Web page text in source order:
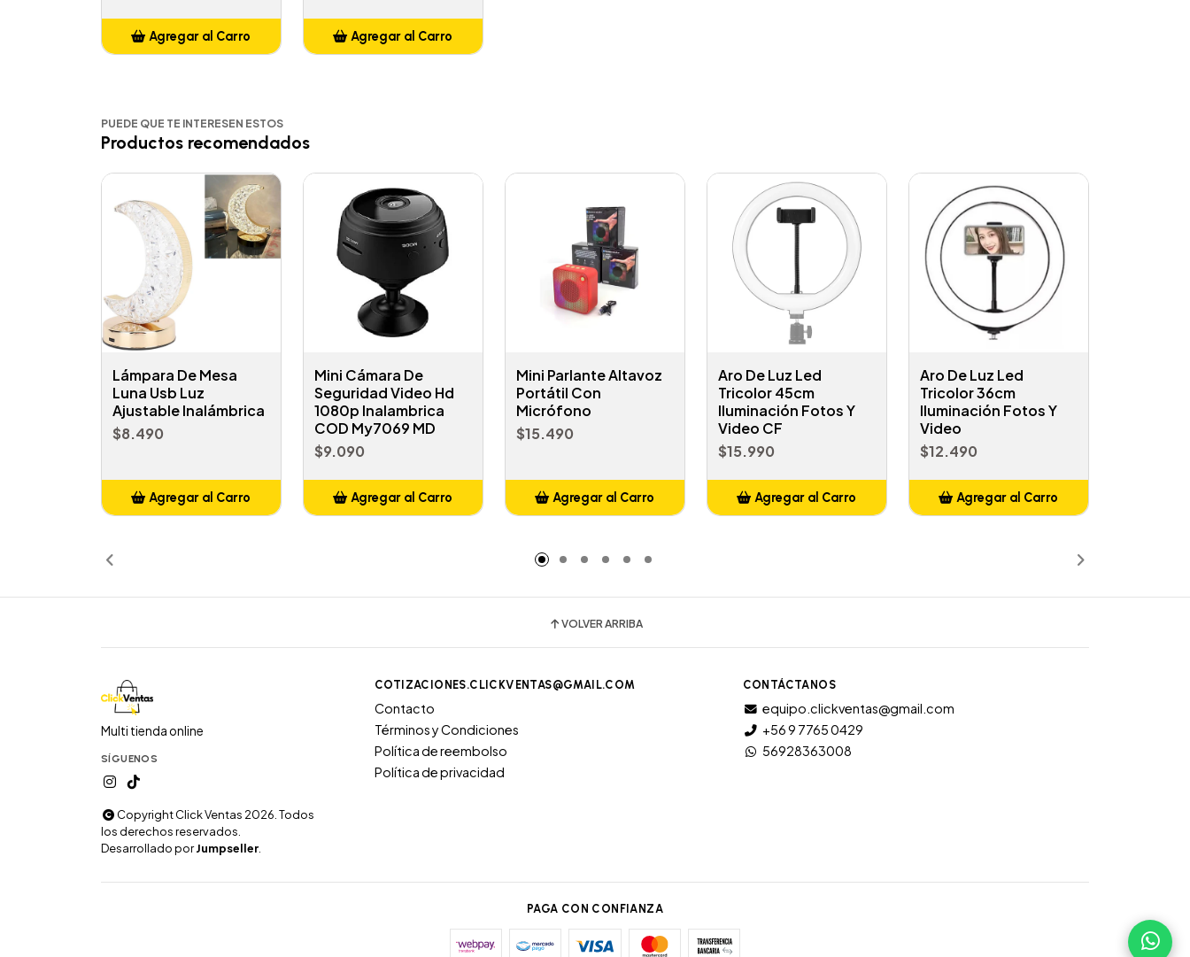
Agregar al Carro Agregar al Carro
PUEDE QUE TE INTERESEN ESTOS
Productos recomendados
Lámpara De Mesa
Luna Usb Luz
Ajustable Inalámbrica
$8.490
Agregar al Carro
Mini Cámara De
Seguridad Video Hd
1080p Inalambrica
COD My7069 MD
$9.090
Agregar al Carro
Mini Parlante Altavoz
Portátil Con
Micrófono
$15.490
Agregar al Carro
Aro De Luz Led
Tricolor 45cm
Iluminación Fotos Y
Video CF
$15.990
Agregar al Carro
Aro De Luz Led
Tricolor 36cm
Iluminación Fotos Y
Video
$12.490
Agregar al Carro
VOLVER ARRIBA
Multi tienda online
SÍGUENOS
Copyright Click Ventas 2026. Todos
los derechos reservados.
Desarrollado porJumpseller.
COTIZACIONES.CLICKVENTAS@GMAIL.COM
Contacto
Términos y Condiciones
Política de reembolso
Política de privacidad
CONTÁCTANOS
equipo.clickventas@gmail.com
+56 9 7765 0429
56928363008
PAGA CON CONFIANZA